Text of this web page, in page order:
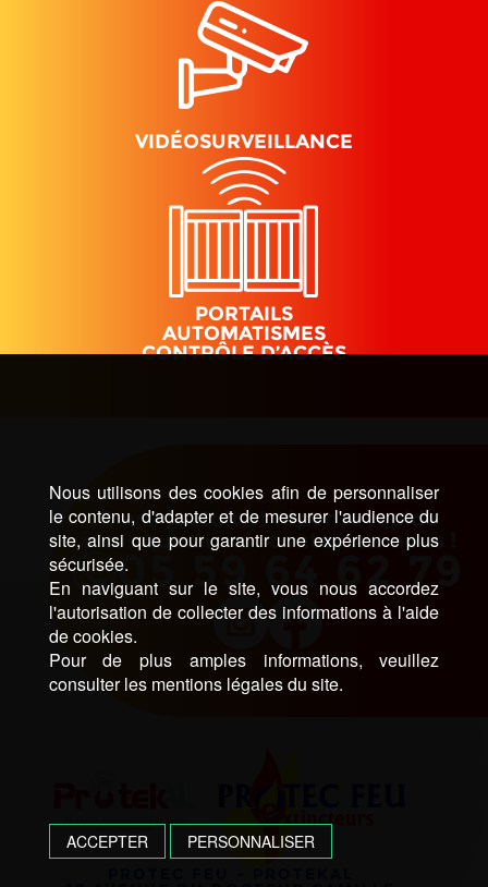
VIDÉOSURVEILLANCE
PORTAILS
AUTOMATISMES
CONTRÔLE D’ACCÈS
Devis gratuit et réponse rapide
à vos questions : contactez-nous !
05 59 64 62 79
Nous utilisons des cookies afin de personnaliser
le contenu, d'adapter et de mesurer l'audience du
site, ainsi que pour garantir une expérience plus
sécurisée.
En naviguant sur le site, vous nous accordez
l'autorisation de collecter des informations à l'aide
de cookies.
Pour de plus amples informations, veuillez
consulter les mentions légales du site.
ACCEPTER PERSONNALISER